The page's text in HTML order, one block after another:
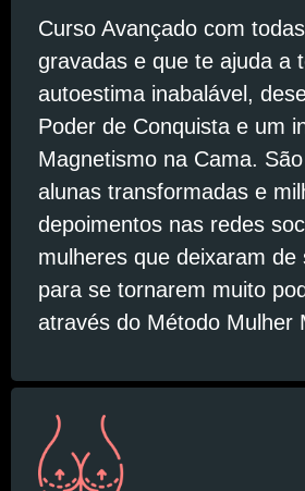
Curso Avançado com
gravadas e que te ajuda a
autoestima inabalável,
Poder de Conquista e um
Magnetismo na Cama.
alunas transformadas e
depoimentos nas redes
mulheres que deixaram de
para se tornarem muito
através do Método Mulher